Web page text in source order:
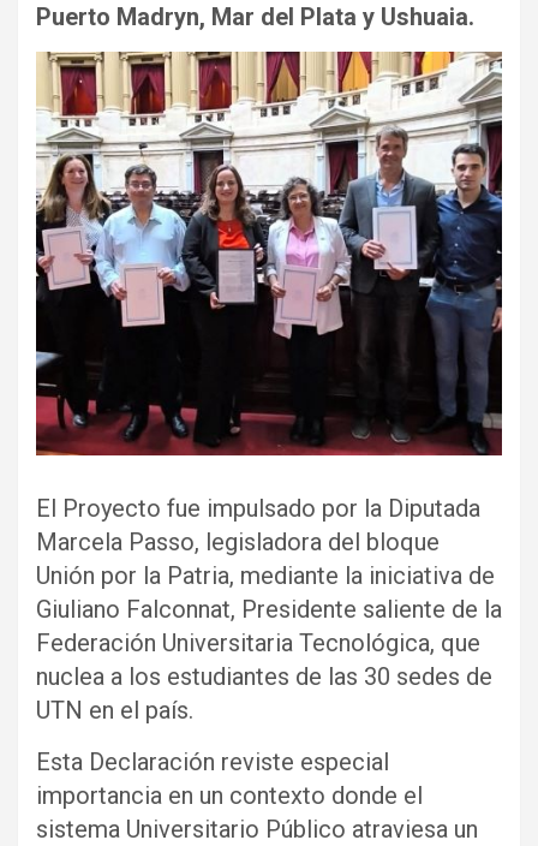
Puerto Madryn, Mar del Plata y Ushuaia.
El Proyecto fue impulsado por la Diputada
Marcela Passo, legisladora del bloque
Unión por la Patria, mediante la iniciativa de
Giuliano Falconnat, Presidente saliente de la
Federación Universitaria Tecnológica, que
nuclea a los estudiantes de las 30 sedes de
UTN en el país.
Esta Declaración reviste especial
importancia en un contexto donde el
sistema Universitario Público atraviesa un